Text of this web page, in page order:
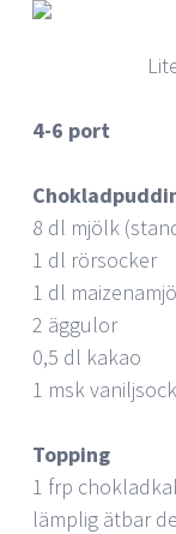
4-6 port
8 dl mjölk
1 dl rörsocker
1 dl
2 äggulor
0,5 dl kakao
1 msk
Topping
1 frp
lämplig ätbar